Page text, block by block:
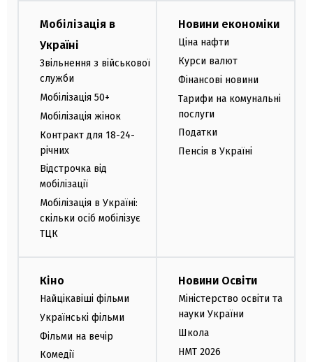
Мобілізація в
Україні
Звільнення з військової
служби
Мобілізація 50+
Мобілізація жінок
Контракт для 18-24-
річних
Відстрочка від
мобілізації
Мобілізація в Україні:
скільки осіб мобілізує
ТЦК
Новини економіки
Ціна нафти
Курси валют
Фінансові новини
Тарифи на комунальні
послуги
Податки
Пенсія в Україні
Кіно
Найцікавіші фільми
Українські фільми
Фільми на вечір
Комедії
Новини Освіти
Міністерство освіти та
науки України
Школа
НМТ 2026